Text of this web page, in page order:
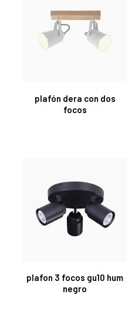
plafón dera con dos
focos
plafon 3 focos gu10 hum
negro